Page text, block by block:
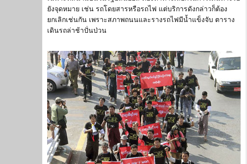
ยังจุดหมาย เช่น รถโดยสารหรือรถไฟ แต่บริการดังกล่าวก็ต้อง
ยกเลิกเช่นกัน เพราะสภาพถนนและรางรถไฟมีน้ำแข็งจับ ตาราง
เดินรถล่าช้าปั่นป่วน